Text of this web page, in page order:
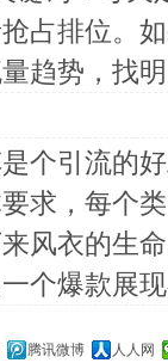
占排位。
趋势，找
个引流的
求，每个
风衣的生
个爆款展
腾讯微博 人人网